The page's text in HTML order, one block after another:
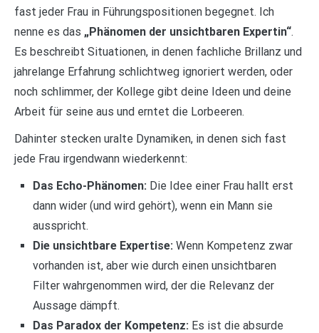
fast jeder Frau in Führungspositionen begegnet. Ich
nenne es das „Phänomen der unsichtbaren Expertin“.
Es beschreibt Situationen, in denen fachliche Brillanz und
jahrelange Erfahrung schlichtweg ignoriert werden, oder
noch schlimmer, der Kollege gibt deine Ideen und deine
Arbeit für seine aus und erntet die Lorbeeren.
Dahinter stecken uralte Dynamiken, in denen sich fast
jede Frau irgendwann wiederkennt:
Das Echo-Phänomen: Die Idee einer Frau hallt erst
dann wider (und wird gehört), wenn ein Mann sie
ausspricht.
Die unsichtbare Expertise: Wenn Kompetenz zwar
vorhanden ist, aber wie durch einen unsichtbaren
Filter wahrgenommen wird, der die Relevanz der
Aussage dämpft.
Das Paradox der Kompetenz: Es ist die absurde